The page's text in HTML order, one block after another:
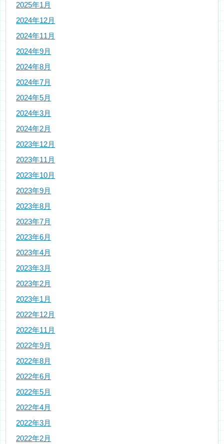
2025年1月
2024年12月
2024年11月
2024年9月
2024年8月
2024年7月
2024年5月
2024年3月
2024年2月
2023年12月
2023年11月
2023年10月
2023年9月
2023年8月
2023年7月
2023年6月
2023年4月
2023年3月
2023年2月
2023年1月
2022年12月
2022年11月
2022年9月
2022年8月
2022年6月
2022年5月
2022年4月
2022年3月
2022年2月